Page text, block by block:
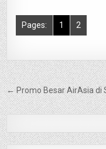
Pages: 1 2
Navigasi
pos
← Promo Besar AirAsia di